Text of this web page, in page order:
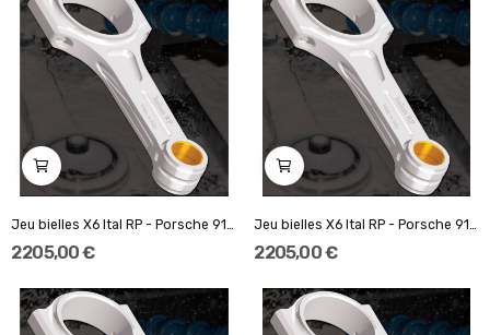
2 205,00 € 2 205,00 €